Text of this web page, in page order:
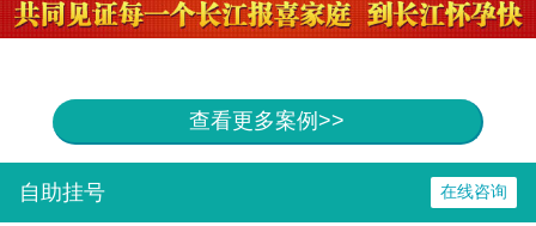
查看更多案例>>
自助挂号 在线咨询